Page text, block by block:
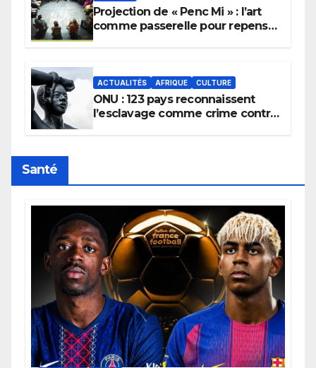
Projection de « Penc Mi » : l’art
comme passerelle pour repenser
ACTUALITÉS AFRIQUE CULTURE
ONU : 123 pays reconnaissent
l’esclavage comme crime contre
Santé